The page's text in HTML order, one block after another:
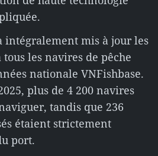
intégralement mis à jour les
les navires de pêche
nationale VNFishbase.
plus de 4 200 navires
tandis que 236
étaient strictement
port.